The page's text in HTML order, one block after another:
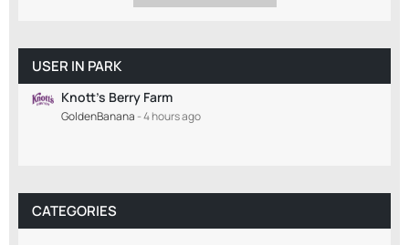
USER IN PARK
Knott's Berry Farm
GoldenBanana -4 hours ago
CATEGORIES